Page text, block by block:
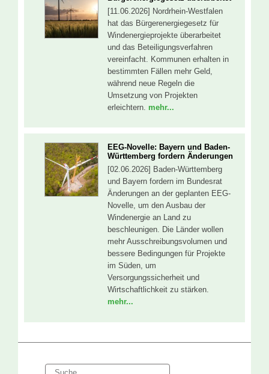
[11.06.2026] Nordrhein-Westfalen
hat das Bürgerenergiegesetz für
Windenergieprojekte überarbeitet
und das Beteiligungsverfahren
vereinfacht. Kommunen erhalten in
bestimmten Fällen mehr Geld,
während neue Regeln die
Umsetzung von Projekten
erleichtern. mehr...
EEG-Novelle: Bayern und Baden-
Württemberg fordern Änderungen
[02.06.2026] Baden-Württemberg
und Bayern fordern im Bundesrat
Änderungen an der geplanten EEG-
Novelle, um den Ausbau der
Windenergie an Land zu
beschleunigen. Die Länder wollen
mehr Ausschreibungsvolumen und
bessere Bedingungen für Projekte
im Süden, um
Versorgungssicherheit und
Wirtschaftlichkeit zu stärken.
mehr...
Suche